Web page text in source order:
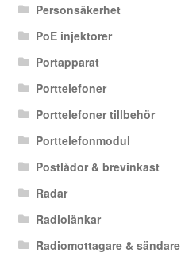
Personsäkerhet
PoE injektorer
Portapparat
Porttelefoner
Porttelefoner tillbehör
Porttelefonmodul
Postlådor & brevinkast
Radar
Radiolänkar
Radiomottagare & sändare